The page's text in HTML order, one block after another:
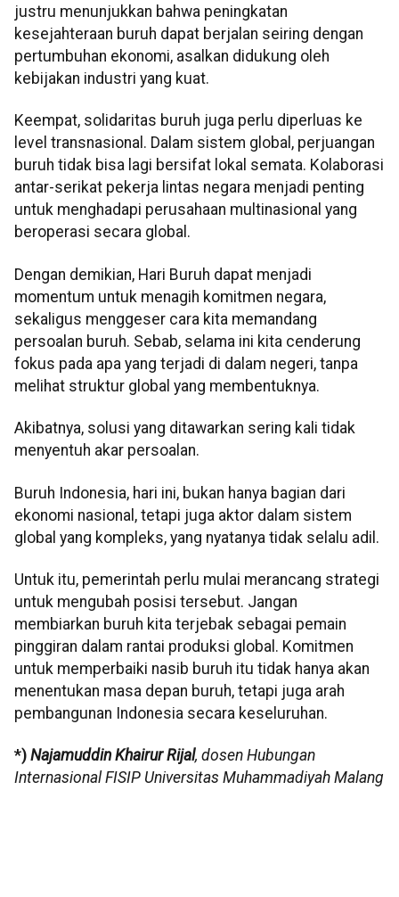
justru menunjukkan bahwa peningkatan
kesejahteraan buruh dapat berjalan seiring dengan
pertumbuhan ekonomi, asalkan didukung oleh
kebijakan industri yang kuat.
Keempat, solidaritas buruh juga perlu diperluas ke
level transnasional. Dalam sistem global, perjuangan
buruh tidak bisa lagi bersifat lokal semata. Kolaborasi
antar-serikat pekerja lintas negara menjadi penting
untuk menghadapi perusahaan multinasional yang
beroperasi secara global.
Dengan demikian, Hari Buruh dapat menjadi
momentum untuk menagih komitmen negara,
sekaligus menggeser cara kita memandang
persoalan buruh. Sebab, selama ini kita cenderung
fokus pada apa yang terjadi di dalam negeri, tanpa
melihat struktur global yang membentuknya.
Akibatnya, solusi yang ditawarkan sering kali tidak
menyentuh akar persoalan.
Buruh Indonesia, hari ini, bukan hanya bagian dari
ekonomi nasional, tetapi juga aktor dalam sistem
global yang kompleks, yang nyatanya tidak selalu adil.
Untuk itu, pemerintah perlu mulai merancang strategi
untuk mengubah posisi tersebut. Jangan
membiarkan buruh kita terjebak sebagai pemain
pinggiran dalam rantai produksi global. Komitmen
untuk memperbaiki nasib buruh itu tidak hanya akan
menentukan masa depan buruh, tetapi juga arah
pembangunan Indonesia secara keseluruhan.
*) Najamuddin Khairur Rijal, dosen Hubungan
Internasional FISIP Universitas Muhammadiyah Malang